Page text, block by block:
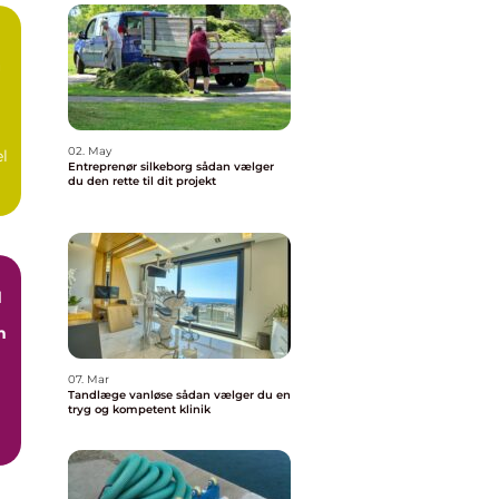
02. May
Entreprenør silkeborg sådan vælger
du den rette til dit projekt
07. Mar
Tandlæge vanløse sådan vælger du en
tryg og kompetent klinik